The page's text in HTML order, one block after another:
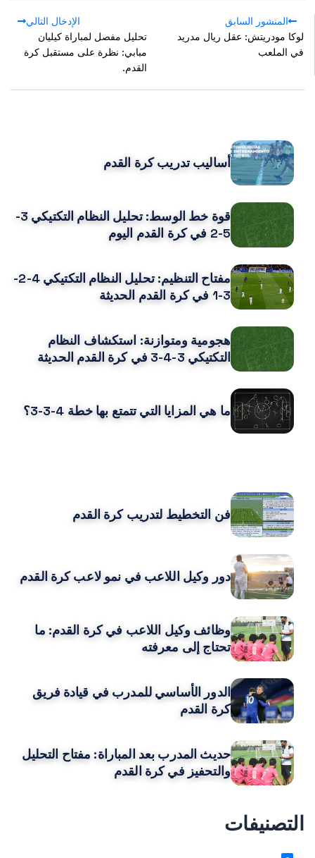
المنشور السابق
لوكا مودريتش: عقل ريال مدريد
في الملعب
الإدخال التالي
تحليل مفصل لمباراة كيليان
مبابي: نظرة على مستقبل كرة
القدم.
أساليب تدريب كرة القدم
قوة خط الوسط: تحليل النظام التكتيكي 3-
5-2 في كرة القدم اليوم
مفتاح التنظيم: تحليل النظام التكتيكي 4-2-
3-1 في كرة القدم الحديثة
هجومية ومتوازنة: استكشاف النظام
التكتيكي 3-4-3 في كرة القدم الحديثة
ما هي المزايا التي تتمتع بها خطة 4-3-3؟
فن التخطيط لتدريب كرة القدم
دور وكيل اللاعب في نمو لاعب كرة القدم
وظائف وكيل اللاعب في كرة القدم: ما
تحتاج إلى معرفته
الدور الأساسي للمدرب في قيادة فريق
كرة القدم
حديث المدرب بعد المباراة: مفتاح التحليل
والتحفيز في كرة القدم
التصنيفات